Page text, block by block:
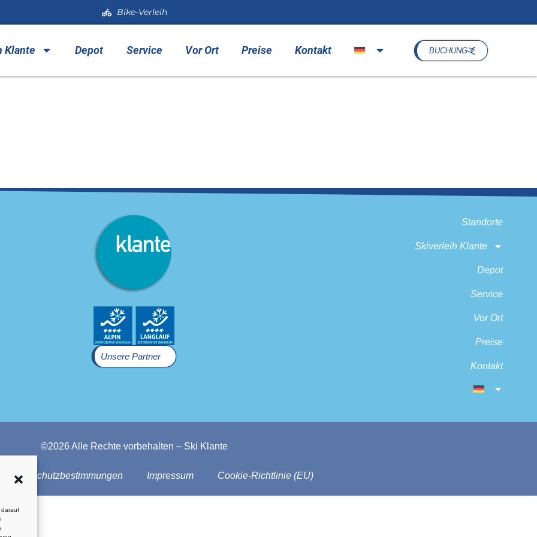
darauf
Bike-Verleih
Klante Depot Service Vor Ort Preise Kontakt BUCHUNG
Unsere Partner
Standorte
Skiverleih Klante
Depot
Service
Vor Ort
Preise
Kontakt
©2026 Alle Rechte vorbehalten – Ski Klante
Datenschutzbestimmungen Impressum Cookie-Richtlinie (EU)